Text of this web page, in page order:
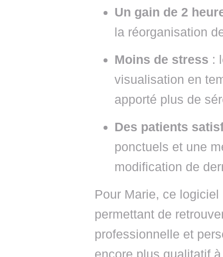
Un gain de 2
la réorganisation
Moins de stress :
visualisation en
apporté plus de
Des patients
ponctuels et une
modification de
Pour Marie, ce
permettant de
professionnelle et
encore plus qualitatif